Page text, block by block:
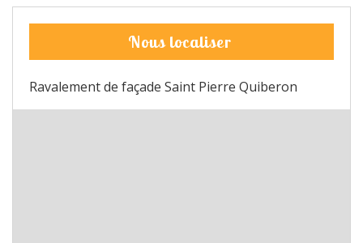
Nous localiser
Ravalement de façade Saint Pierre Quiberon